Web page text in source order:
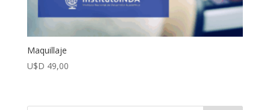
Maquillaje
U$D 49,00